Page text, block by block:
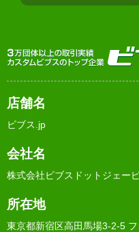
店舗名
ビブス.jp
会社名
株式会社ビブスドットジェー
所在地
東京都新宿区高田馬場3-2-5